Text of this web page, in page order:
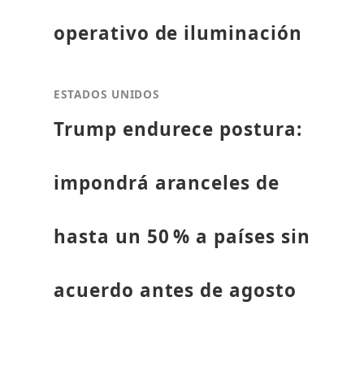
operativo de iluminación
ESTADOS UNIDOS
Trump endurece postura:
impondrá aranceles de
hasta un 50 % a países sin
acuerdo antes de agosto